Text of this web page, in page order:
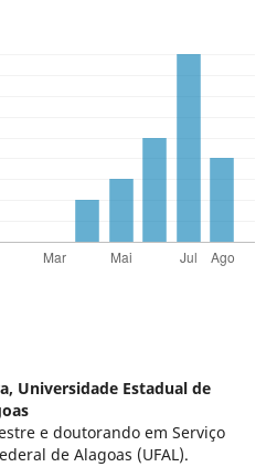
Universidade Estadual de
e doutorando em Serviço
de Alagoas (UFAL).